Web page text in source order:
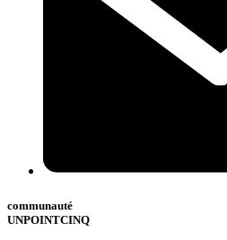
communauté
UNPOINTCINQ